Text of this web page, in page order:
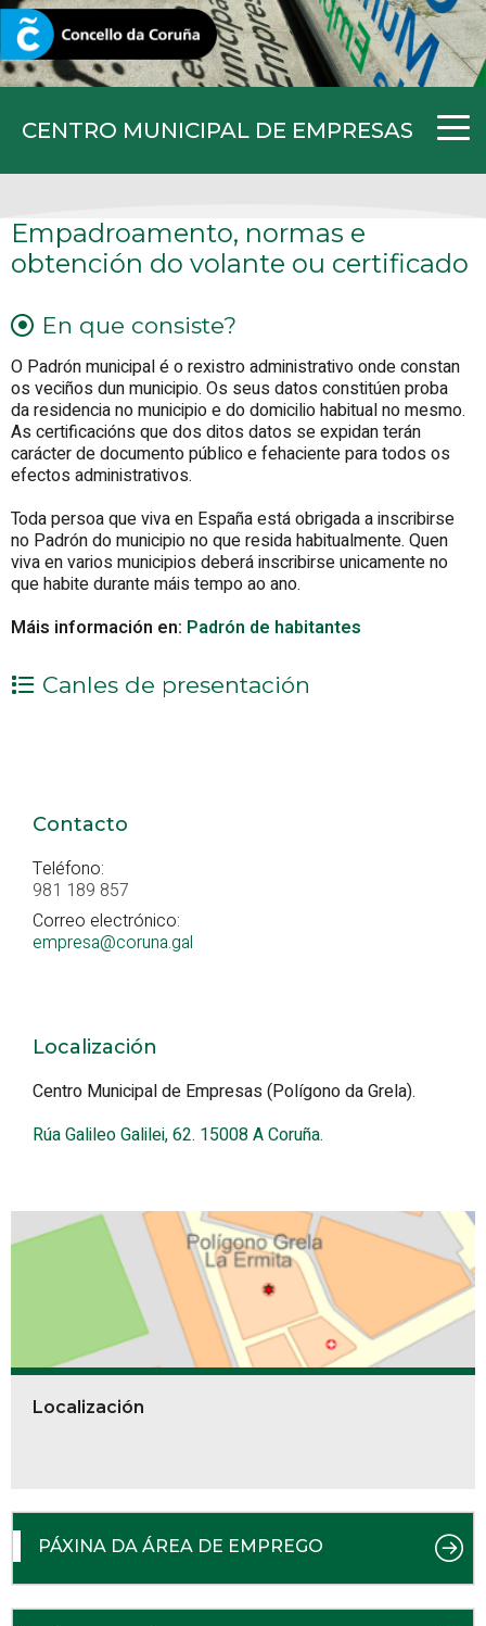
CENTRO MUNICIPAL DE EMPRESAS
CORUNA.GAL
Empadroamento, normas e
obtención do volante ou certificado
En que consiste?
O Padrón municipal é o rexistro administrativo onde constan
os veciños dun municipio. Os seus datos constitúen proba
da residencia no municipio e do domicilio habitual no mesmo.
As certificacións que dos ditos datos se expidan terán
carácter de documento público e fehaciente para todos os
efectos administrativos.
Toda persoa que viva en España está obrigada a inscribirse
no Padrón do municipio no que resida habitualmente. Quen
viva en varios municipios deberá inscribirse unicamente no
que habite durante máis tempo ao ano.
Máis información en: Padrón de habitantes
Canles de presentación
Contacto
Teléfono:
981 189 857
Correo electrónico:
empresa@coruna.gal
Localización
Centro Municipal de Empresas (Polígono da Grela).
Rúa Galileo Galilei, 62. 15008 A Coruña.
Localización
PÁXINA DA ÁREA DE EMPREGO